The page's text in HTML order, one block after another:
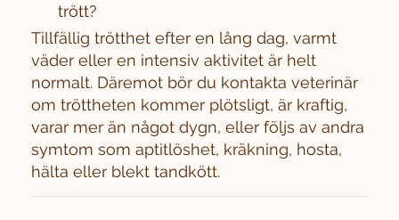
trött?
Tillfällig trötthet efter en lång dag, varmt
väder eller en intensiv aktivitet är helt
normalt. Däremot bör du kontakta veterinär
om tröttheten kommer plötsligt, är kraftig,
varar mer än något dygn, eller följs av andra
symtom som aptitlöshet, kräkning, hosta,
hälta eller blekt tandkött.